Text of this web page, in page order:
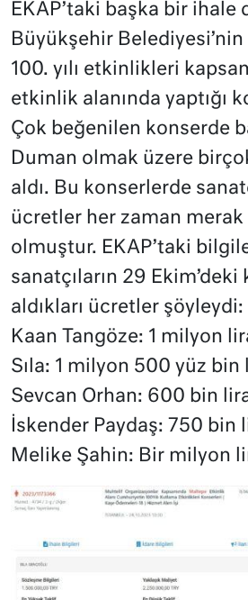
EKAP’taki başka bir ihale
Büyükşehir
100. yılı etkinlikleri
etkinlik alanında yaptığı
Çok beğenilen konserde
Duman olmak üzere
aldı. Bu konserlerde
ücretler her zaman merak
olmuştur. EKAP’taki
sanatçıların 29 Ekim’deki
aldıkları ücretler şöyleydi:
Kaan Tangöze: 1 milyon
Sıla: 1 milyon 500 yüz bin
Sevcan Orhan: 600 bin
İskender Paydaş: 750 bin
Melike Şahin: Bir milyon